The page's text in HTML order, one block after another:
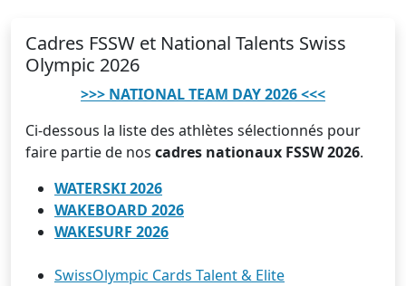
Cadres FSSW et National Talents Swiss
Olympic 2026
>>> NATIONAL TEAM DAY 2026 <<<
Ci-dessous la liste des athlètes sélectionnés pour
faire partie de nos cadres nationaux FSSW 2026.
WATERSKI 2026
WAKEBOARD 2026
WAKESURF 2026
SwissOlympic Cards Talent & Elite